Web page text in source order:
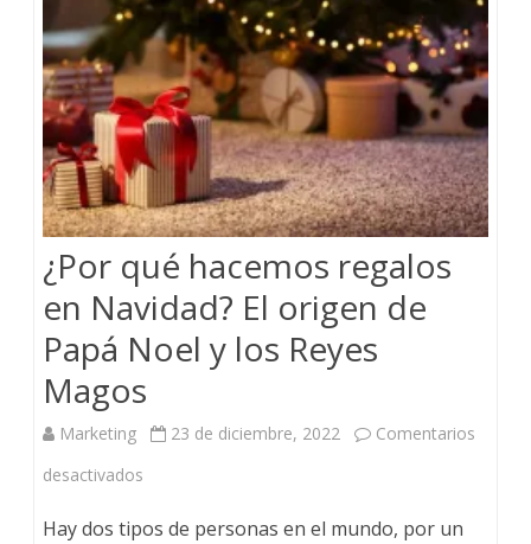
¿Por qué hacemos regalos
en Navidad? El origen de
Papá Noel y los Reyes
Magos
Marketing 23 de diciembre, 2022
Comentarios
desactivados
Hay dos tipos de personas en el mundo, por un